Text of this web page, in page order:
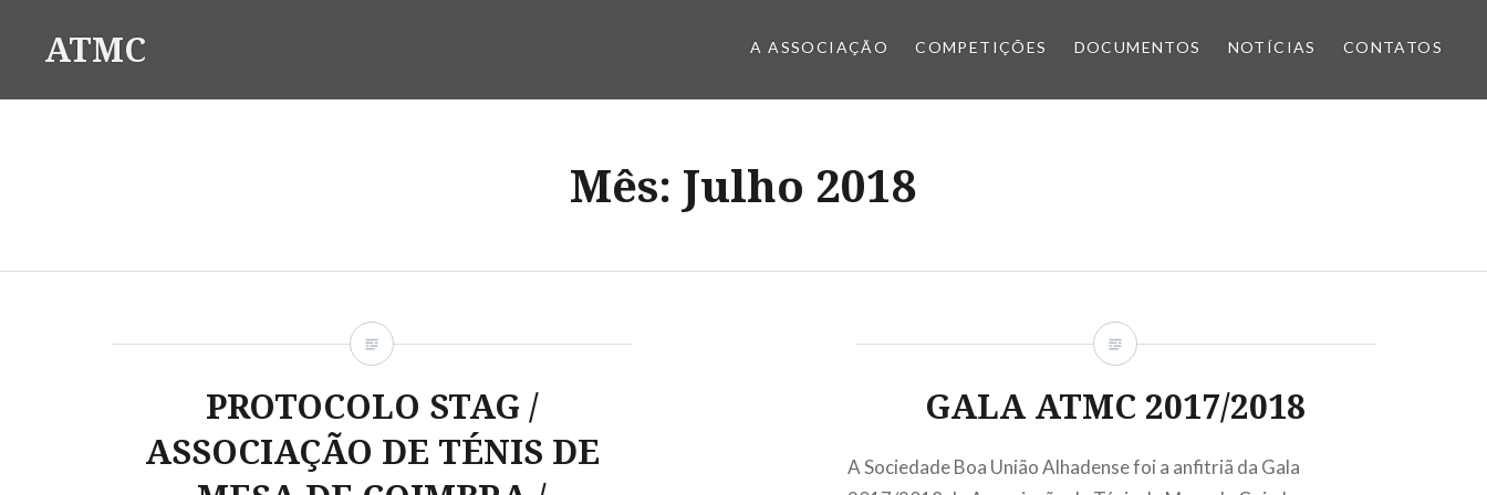
ATMC A ASSOCIAÇÃO COMPETIÇÕES DOCUMENTOS NOTÍCIAS CONTATOS
Mês: Julho 2018
PROTOCOLO STAG /
ASSOCIAÇÃO DE TÉNIS DE
GALA ATMC 2017/2018
A Sociedade Boa União Alhadense foi a anfitriã da Gala